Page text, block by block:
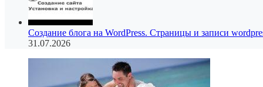
Создание блога на WordPress. Страницы и записи
31.07.2026